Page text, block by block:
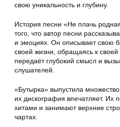
свою уникальность и глубину.
История песни «Не плачь
того, что автор песни
и эмоциях. Он описывает свою
своей жизни, обращаясь к
передаёт глубокий смысл и
слушателей.
«Бутырка» выпустила
их дискография впечатляет. Их
хитами и занимают верхние
чартах.